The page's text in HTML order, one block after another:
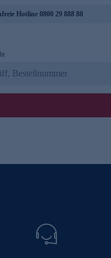
Hotline 0800 29 888 88